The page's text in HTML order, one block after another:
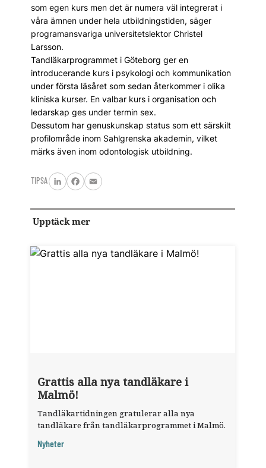
som egen kurs men det är numera väl integrerat i
våra ämnen under hela utbildningstiden, säger
programansvariga universitetslektor Christel
Larsson.
Tandläkarprogrammet i Göteborg ger en
introducerande kurs i psykologi och kommunikation
under första läsåret som sedan återkommer i olika
kliniska kurser. En valbar kurs i organisation och
ledarskap ges under termin sex.
Dessutom har genuskunskap status som ett särskilt
profilområde inom Sahlgrenska akademin, vilket
märks även inom odontologisk utbildning.
TIPSA
LinkedInFacebook
Email
Upptäck mer
Grattis alla nya tandläkare i
Malmö!
Tandläkartidningen gratulerar alla nya
tandläkare från tandläkarprogrammet i Malmö.
Nyheter